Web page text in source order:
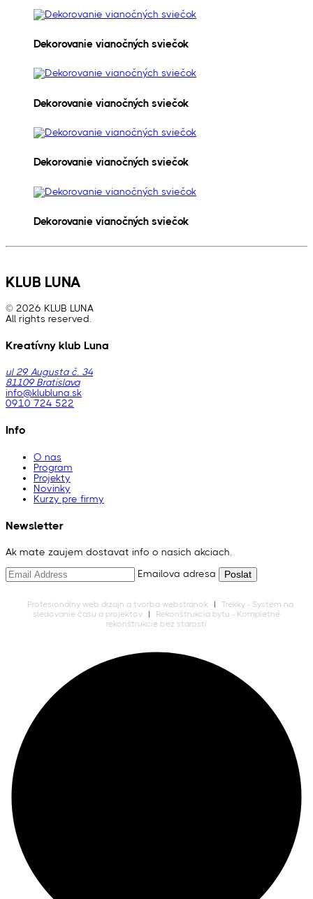
Dekorovanie vianočných sviečok
Dekorovanie vianočných sviečok
Dekorovanie vianočných sviečok
Dekorovanie vianočných sviečok
KLUB LUNA
© 2026 KLUB LUNA
All rights reserved.
Kreatívny klub Luna
ul 29. Augusta č. 34
81109 Bratislava
info@klubluna.sk
0910 724 522
Info
O nas
Program
Projekty
Novinky
Kurzy pre firmy
Newsletter
Ak mate zaujem dostavat info o nasich akciach.
Emailova adresa
Profesionálny web dizajn a tvorba webstránok |
Trekky - Systém na
sledovanie času a projektov
|
Rekonštrukcia bytu - Kompletné
rekonštrukcie bez starostí